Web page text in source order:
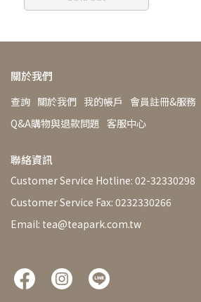
關於我們
查詢 關於我們 我的帳戶 會員註冊&服務
Q&A購物與退款問題 客服中心
聯絡資訊
Customer Service Hotline: 02-32330298
Customer Service Fax: 0232330266
Email: tea@teapark.com.tw